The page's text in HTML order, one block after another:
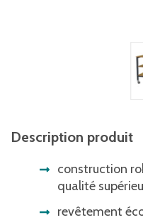
Description produit
construction
qualité
revêtement